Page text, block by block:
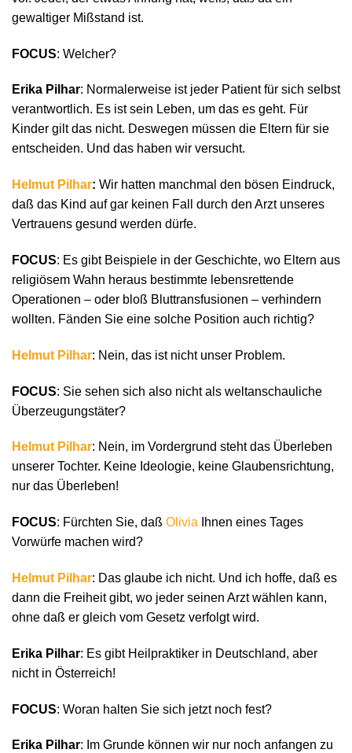
gewaltiger Mißstand ist.
FOCUS: Welcher?
Erika Pilhar: Normalerweise ist jeder Patient für sich selbst
verantwortlich. Es ist sein Leben, um das es geht. Für
Kinder gilt das nicht. Deswegen müssen die Eltern für sie
entscheiden. Und das haben wir versucht.
Helmut Pilhar: Wir hatten manchmal den bösen Eindruck,
daß das Kind auf gar keinen Fall durch den Arzt unseres
Vertrauens gesund werden dürfe.
FOCUS: Es gibt Beispiele in der Geschichte, wo Eltern aus
religiösem Wahn heraus bestimmte lebensrettende
Operationen – oder bloß Bluttransfusionen – verhindern
wollten. Fänden Sie eine solche Position auch richtig?
Helmut Pilhar: Nein, das ist nicht unser Problem.
FOCUS: Sie sehen sich also nicht als weltanschauliche
Überzeugungstäter?
Helmut Pilhar: Nein, im Vordergrund steht das Überleben
unserer Tochter. Keine Ideologie, keine Glaubensrichtung,
nur das Überleben!
FOCUS: Fürchten Sie, daß Olivia Ihnen eines Tages
Vorwürfe machen wird?
Helmut Pilhar: Das glaube ich nicht. Und ich hoffe, daß es
dann die Freiheit gibt, wo jeder seinen Arzt wählen kann,
ohne daß er gleich vom Gesetz verfolgt wird.
Erika Pilhar: Es gibt Heilpraktiker in Deutschland, aber
nicht in Österreich!
FOCUS: Woran halten Sie sich jetzt noch fest?
Erika Pilhar: Im Grunde können wir nur noch anfangen zu